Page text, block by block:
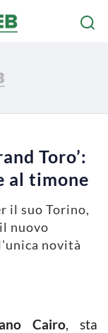
Toro’:
al timone
il suo Torino,
nuovo
novità
Cairo, sta